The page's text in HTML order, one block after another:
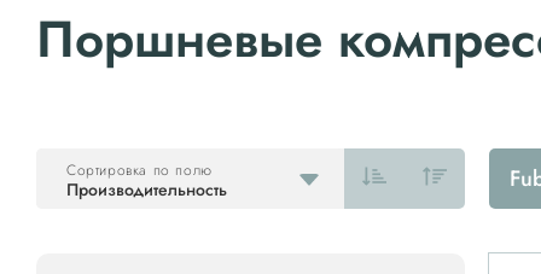
Поршневые
Производительность
Сортировка по полю